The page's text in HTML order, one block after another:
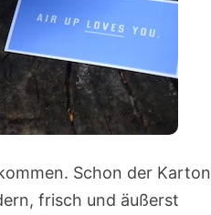
Schon der Karton
frisch und äußerst